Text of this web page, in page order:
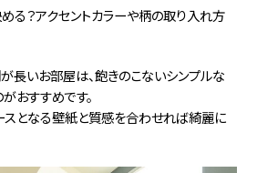
る？アクセントカラーや柄の取り入れ方
長いお部屋は、飽きのこないシンプルな
おすすめです。
スとなる壁紙と質感を合わせれば綺麗に